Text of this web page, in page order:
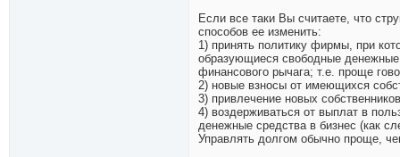
Если все таки Вы считаете, что
способов ее изменить:
1) принять политику фирмы, при
образующиеся свободные денежные
финансового рычага; т.е. проще
2) новые взносы от имеющихся
3) привлечение новых
4) воздерживаться от выплат в
денежные средства в бизнес (как
Управлять долгом обычно проще,